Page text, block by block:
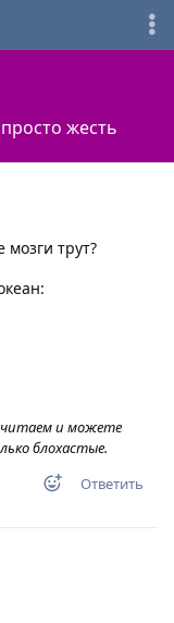
жесть
трут?
и можете
блохастые.
Ответить